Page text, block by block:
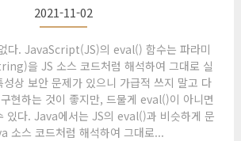
2021-11-02
다. JavaScript(JS)의 eval() 함수는 파라미
을 JS 소스 코드처럼 해석하여 그대로 실
상 보안 문제가 있으니 가급적 쓰지 말고 다
현하는 것이 좋지만, 드물게 eval()이 아니면
있다. Java에서는 JS의 eval()과 비슷하게 문
소스 코드처럼 해석하여 그대로...